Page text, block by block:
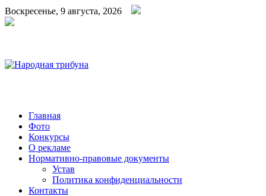
Воскресенье, 9 августа, 2026
Народная трибуна
Калининская районная газета
Главная
Фото
Конкурсы
О рекламе
Нормативно-правовые документы
Устав
Политика конфиденциальности
Контакты